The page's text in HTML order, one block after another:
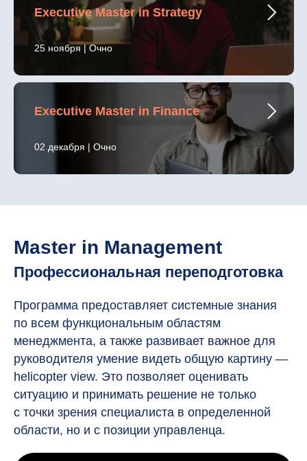
Executive Master in Strategy
25 ноября | Очно
Executive Master in Finance
02 декабря | Очно
Master in Management
Профессиональная переподготовка
Программа предоставляет системные знания
по всем функциональным областям
менеджмента, а также развивает важное для
руководителя умение видеть общую картину —
helicopter view. Это позволяет оценивать
ситуацию и принимать решение не только
с точки зрения специалиста в определенной
области, но и с позиции управленца.